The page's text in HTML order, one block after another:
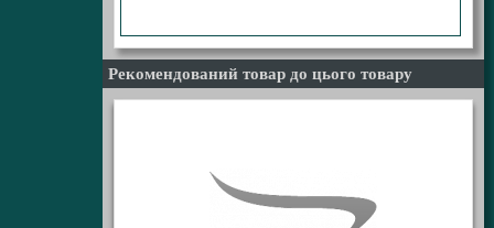
Рекомендований товар до цього товару